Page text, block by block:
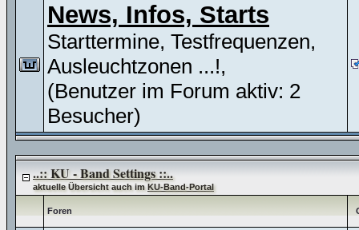
News, Infos, Starts
Starttermine, Testfrequenzen,
Ausleuchtzonen ...!,
(Benutzer im Forum aktiv: 2
Besucher)
..:: KU - Band Settings ::..
aktuelle Übersicht auch imKU-Band-Portal
Foren